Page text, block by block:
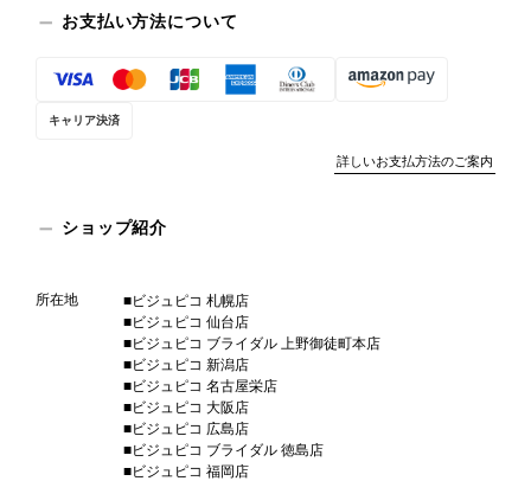
お支払い方法について
キャリア決済
詳しいお支払方法のご案内
ショップ紹介
所在地
■ビジュピコ 札幌店
■ビジュピコ 仙台店
■ビジュピコ ブライダル 上野御徒町本店
■ビジュピコ 新潟店
■ビジュピコ 名古屋栄店
■ビジュピコ 大阪店
■ビジュピコ 広島店
■ビジュピコ ブライダル 徳島店
■ビジュピコ 福岡店